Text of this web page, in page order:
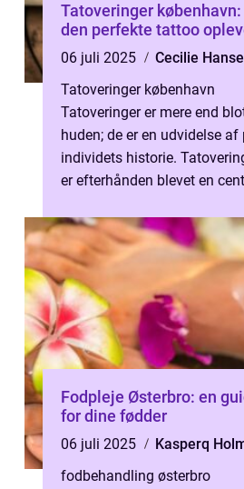
Tatoveringer københavn:
den perfekte tattoo
06 juli 2025
Cecilie
Tatoveringer københavn
Tatoveringer er mere end
huden; de er en udvidelse
individets historie.
er efterhånden blevet en
Fodpleje Østerbro: en
for dine fødder
06 juli 2025
Kasperq
fodbehandling østerbro